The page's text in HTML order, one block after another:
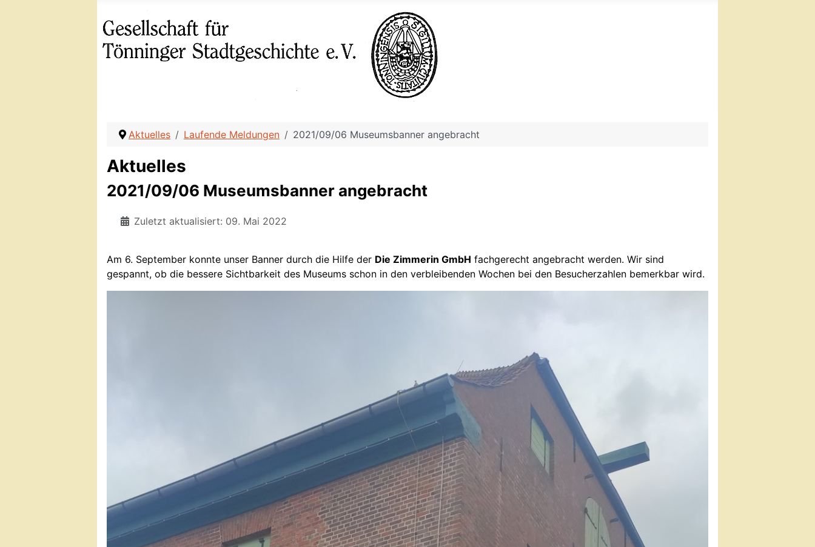
Aktuelles Laufende Meldungen 2021/09/06 Museumsbanner angebracht
Aktuelles
2021/09/06 Museumsbanner angebracht
Zuletzt aktualisiert: 09. Mai 2022
Am 6. September konnte unser Banner durch die Hilfe der Die Zimmerin GmbH fachgerecht angebracht werden. Wir sind
gespannt, ob die bessere Sichtbarkeit des Museums schon in den verbleibenden Wochen bei den Besucherzahlen bemerkbar wird.